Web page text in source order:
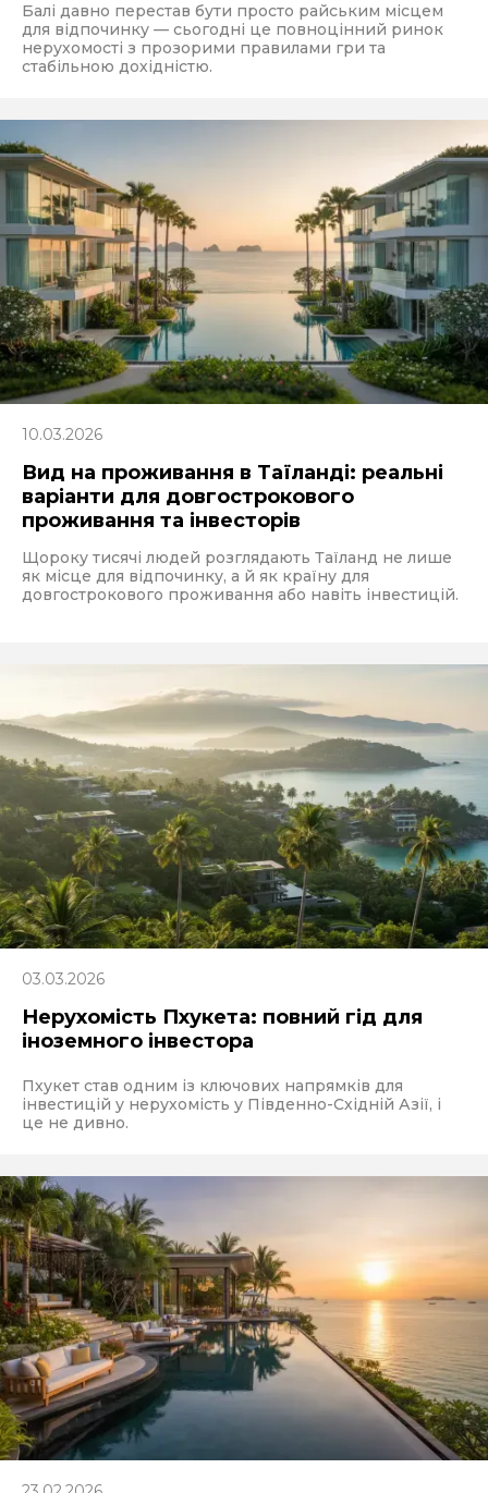
Балі давно перестав бути просто райським місцем
для відпочинку — сьогодні це повноцінний ринок
нерухомості з прозорими правилами гри та
стабільною дохідністю.
10.03.2026
Вид на проживання в Таїланді: реальні
варіанти для довгострокового
проживання та інвесторів
Щороку тисячі людей розглядають Таїланд не лише
як місце для відпочинку, а й як країну для
довгострокового проживання або навіть інвестицій.
03.03.2026
Нерухомість Пхукета: повний гід для
іноземного інвестора
Пхукет став одним із ключових напрямків для
інвестицій у нерухомість у Південно-Східній Азії, і
це не дивно.